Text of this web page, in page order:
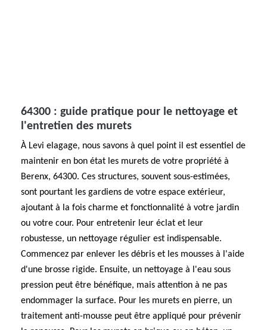
64300 : guide pratique pour le nettoyage et
l'entretien des murets
À Levi elagage, nous savons à quel point il est essentiel de
maintenir en bon état les murets de votre propriété à
Berenx, 64300. Ces structures, souvent sous-estimées,
sont pourtant les gardiens de votre espace extérieur,
ajoutant à la fois charme et fonctionnalité à votre jardin
ou votre cour. Pour entretenir leur éclat et leur
robustesse, un nettoyage régulier est indispensable.
Commencez par enlever les débris et les mousses à l'aide
d'une brosse rigide. Ensuite, un nettoyage à l'eau sous
pression peut être bénéfique, mais attention à ne pas
endommager la surface. Pour les murets en pierre, un
traitement anti-mousse peut être appliqué pour prévenir